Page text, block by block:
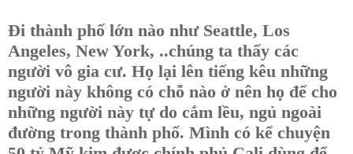
Đi thành phố lớn nào như Seattle, Los
Angeles, New York, ..chúng ta thấy các
người vô gia cư. Họ lại lên tiếng kêu những
người này không có chỗ nào ở nên họ để cho
những người này tự do cắm lều, ngủ ngoài
đường trong thành phố. Mình có kể chuyện